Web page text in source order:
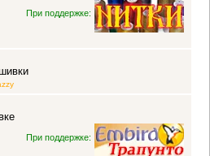
При поддержке:
При поддержке: